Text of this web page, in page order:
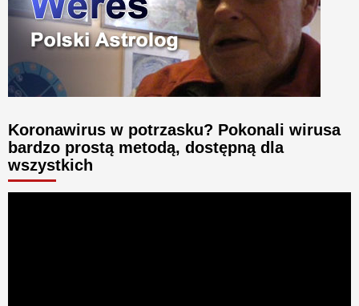
Koronawirus w potrzasku? Pokonali wirusa
bardzo prostą metodą, dostępną dla
wszystkich